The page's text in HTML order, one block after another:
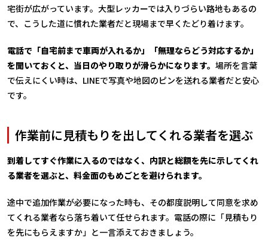
宅街が広がっています。大型レッカーでは入りづらい路地もあるの
で、こうした道に慣れた業者だと現場まで早くたどり着けます。
電話で「自宅前まで車両が入れるか」「無理ならどう対応するか」
を聞いておくと、当日のやり取りが滑らかになります。 場所を言葉
で伝えにくい時は、LINEで写真や地図のピンを送れる業者だと安心
です。
作業前に見積もりを出してくれる業者を選ぶ
到着してすぐ作業に入るのではなく、内訳と総額を先に示してくれ
る業者を選ぶと、料金面のもめごとを避けられます。
途中で追加作業が必要になった時も、その都度説明して同意を求め
てくれる業者なら落ち着いて任せられます。電話の際に「見積もり
を先にもらえますか」と一言添えておきましょう。